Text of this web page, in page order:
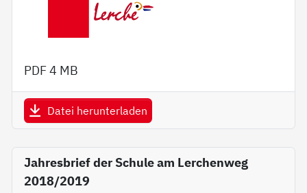
PDF4 MB
Datei herunterladen
Jahresbrief der Schule am Lerchenweg
2018/2019